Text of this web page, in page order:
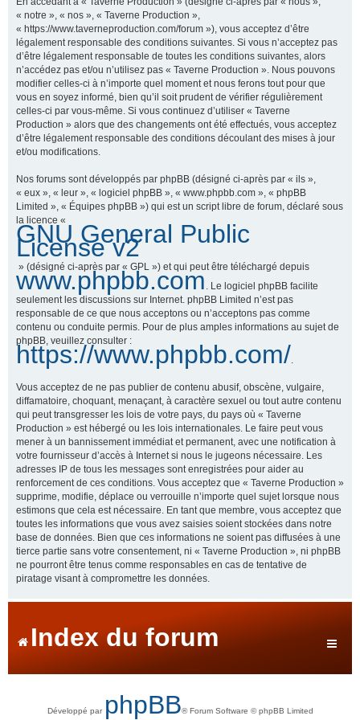
« notre », « nos », « Taverne Production »,
« https://www.taverneproduction.com/forum »), vous acceptez d’être
légalement responsable des conditions suivantes. Si vous n’acceptez pas
d’être légalement responsable de toutes les conditions suivantes, alors
n’accédez pas et/ou n’utilisez pas « Taverne Production ». Nous pouvons
modifier celles-ci à n’importe quel moment et nous ferons tout pour que
vous en soyez informé, bien qu’il soit prudent de vérifier régulièrement
celles-ci par vous-même. Si vous continuez d’utiliser « Taverne
Production » alors que des changements ont été effectués, vous acceptez
d’être légalement responsable des conditions découlant des mises à jour
et/ou modifications.
Nos forums sont développés par phpBB (désigné ci-après par « ils »,
« eux », « leur », « logiciel phpBB », « www.phpbb.com », « phpBB
Limited », « Équipes phpBB ») qui est un script libre de forum, déclaré sous
la licence «
GNU General Public
License v2
» (désigné ci-après par « GPL ») et qui peut être téléchargé depuis
www.phpbb.com
. Le logiciel phpBB facilite
seulement les discussions sur Internet. phpBB Limited n’est pas
responsable de ce que nous acceptons ou n’acceptons pas comme
contenu ou conduite permis. Pour de plus amples informations au sujet de
phpBB, veuillez consulter :
https://www.phpbb.com/
Vous acceptez de ne pas publier de contenu abusif, obscène, vulgaire,
diffamatoire, choquant, menaçant, à caractère sexuel ou tout autre contenu
qui peut transgresser les lois de votre pays, du pays où « Taverne
Production » est hébergé ou les lois internationales. Le faire peut vous
mener à un bannissement immédiat et permanent, avec une notification à
votre fournisseur d’accès à Internet si nous le jugeons nécessaire. Les
adresses IP de tous les messages sont enregistrées pour aider au
renforcement de ces conditions. Vous acceptez que « Taverne Production »
supprime, modifie, déplace ou verrouille n’importe quel sujet lorsque nous
estimons que cela est nécessaire. En tant que membre, vous acceptez que
toutes les informations que vous avez saisies soient stockées dans notre
base de données. Bien que ces informations ne soient pas diffusées à une
tierce partie sans votre consentement, ni « Taverne Production », ni phpBB
ne pourront être tenus comme responsables en cas de tentative de
piratage visant à compromettre les données.
Index du forum
Développé par phpBB® Forum Software © phpBB Limited